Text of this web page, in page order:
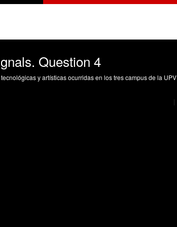
Question 4
y artísticas ocurridas en los tres campus de la UPV